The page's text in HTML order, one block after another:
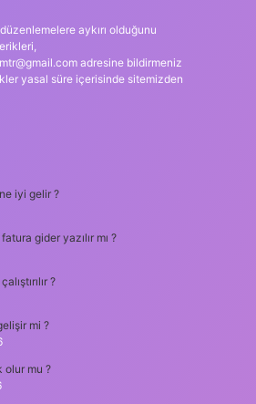
aykırı olduğunu
adresine bildirmeniz
yasal süre içerisinde sitemizden
iyi gelir ?
gider yazılır mı ?
?
mi ?
olur mu ?